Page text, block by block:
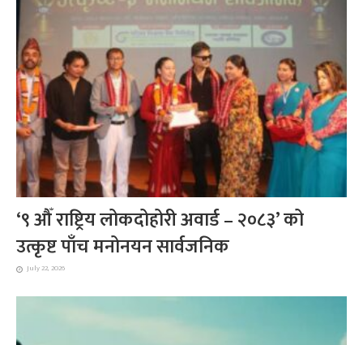
‘९ औँ राष्ट्रिय लोकदोहोरी अवार्ड – २०८३’ को
उत्कृष्ट पाँच मनोनयन सार्वजनिक
July 22, 2026